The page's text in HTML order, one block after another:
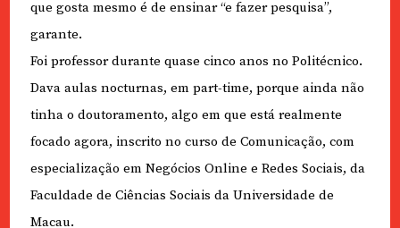
que gosta mesmo é de ensinar “e fazer pesquisa”,
garante.
Foi professor durante quase cinco anos no Politécnico.
Dava aulas nocturnas, em part-time, porque ainda não
tinha o doutoramento, algo em que está realmente
focado agora, inscrito no curso de Comunicação, com
especialização em Negócios Online e Redes Sociais, da
Faculdade de Ciências Sociais da Universidade de
Macau.